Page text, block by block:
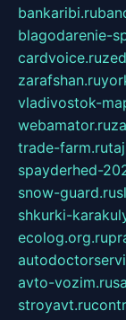
bankaribi.ru
blagodarenie-
cardvoice.ru
zarafshan.ru
vladivostok-
webamator.ru
trade-farm.ru
spayderhed-
snow-guard.ru
shkurki-
ecolog.org.ru
avto-vozim.ru
stroyavt.ru